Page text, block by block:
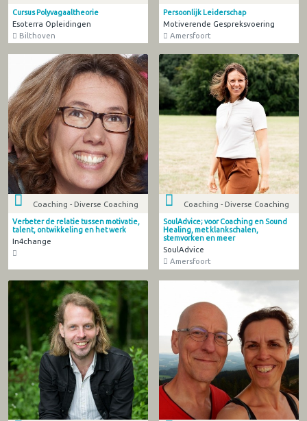
Cursus Polyvagaaltheorie
Esoterra Opleidingen
Bilthoven
Persoonlijk Leiderschap
Motiverende Gespreksvoering
Amersfoort
Coaching - Diverse Coaching
Verbeter de relatie tussen motivatie,
talent, ontwikkeling en het werk
In4change
Coaching - Diverse Coaching
SoulAdvice; voor Coaching en Sound
Healing, met klankschalen,
stemvorken en meer
SoulAdvice
Amersfoort